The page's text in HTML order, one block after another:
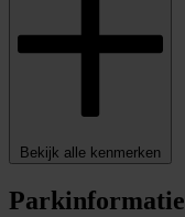
Bekijk alle kenmerken
Parkinformatie